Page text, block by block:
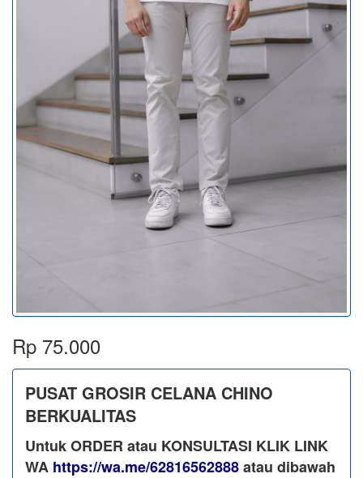
Rp 75.000
PUSAT GROSIR CELANA CHINO
BERKUALITAS
Untuk ORDER atau KONSULTASI KLIK LINK
WA https://wa.me/62816562888​ atau dibawah